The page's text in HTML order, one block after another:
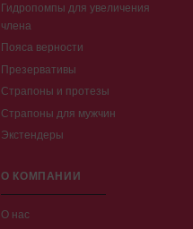
Гидропомпы для увеличения
члена
Пояса верности
Презервативы
Страпоны и протезы
Страпоны для мужчин
Экстендеры
О КОМПАНИИ
О нас